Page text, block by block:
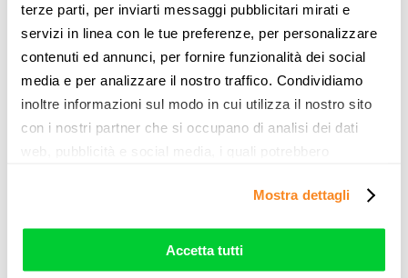
terze parti, per inviarti messaggi pubblicitari mirati e
servizi in linea con le tue preferenze, per personalizzare
contenuti ed annunci, per fornire funzionalità dei social
media e per analizzare il nostro traffico. Condividiamo
inoltre informazioni sul modo in cui utilizza il nostro sito
con i nostri partner che si occupano di analisi dei dati
web, pubblicità e social media, i quali potrebbero
che hanno raccolto dal suo utilizzo dei loro servizi. Vedi
rifiutare o personalizzare il tuo consenso: cliccando sul
tasto "Accetta tutti”, selezionando le diverse categorie di
Mostra dettagli
Accetta tutti
Il caro assicurazioni RC auto è innegabile. Le
persone sono disperate, gli stipendi sono
sempre gli stessi, mentre il costo... L'articolo
Polizze auto false: come verificare se una
per Risparmiare di ComparaSemplice.it.